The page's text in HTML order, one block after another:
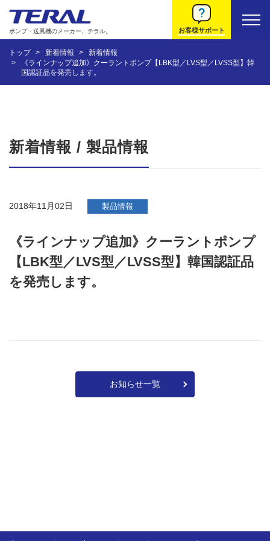
ポンプ・送風機のメーカー、テラル。 お客様サポート
トップ 新着情報
新着情報
《ラインナップ追加》クーラントポンプ【LBK型／LVS型／LVSS型】韓
国認証品を発売します。
新着情報 / 製品情報
2018年11月02日 製品情報
《ラインナップ追加》クーラントポンプ
【LBK型／LVS型／LVSS型】韓国認証品
を発売します。
お知らせ一覧